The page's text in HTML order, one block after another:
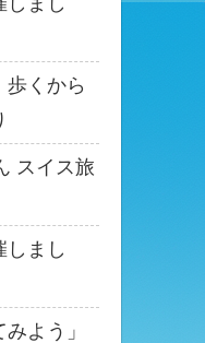
くから
スイス旅
しまし
よう」